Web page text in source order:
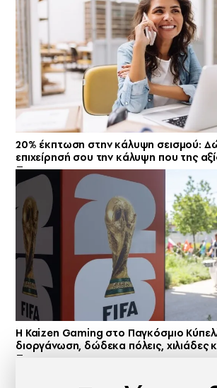
20% έκπτωση στην κάλυψη σεισμού:
επιχείρησή σου την κάλυψη που της
H Kaizen Gaming στο Παγκόσμιο
διοργάνωση, δώδεκα πόλεις, χιλιάδες